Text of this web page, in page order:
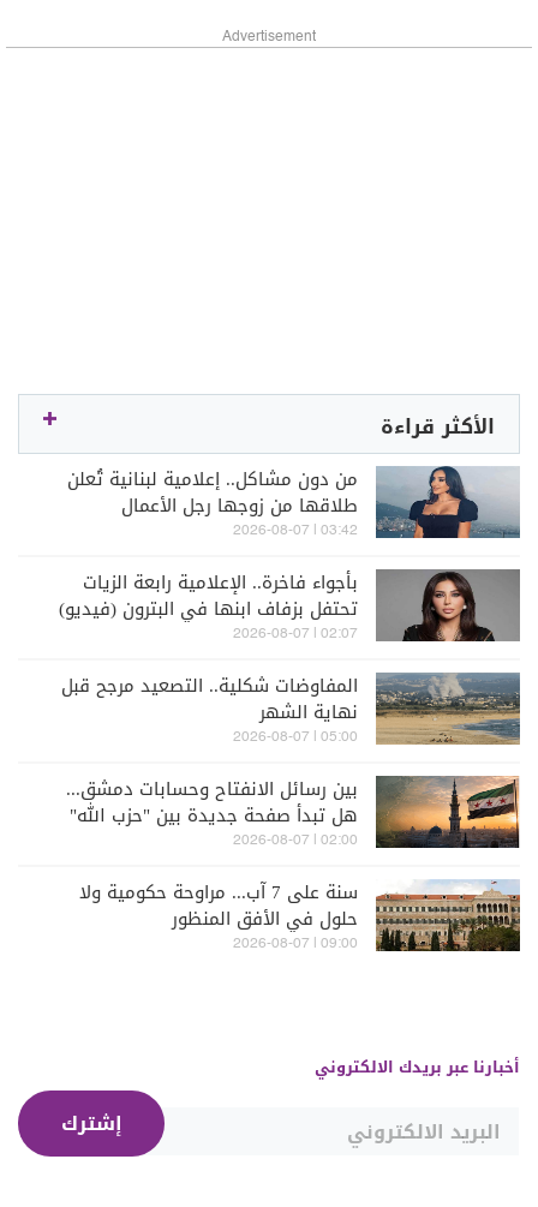
Advertisement
الأكثر قراءة
من دون مشاكل.. إعلامية لبنانية تُعلن
طلاقها من زوجها رجل الأعمال
03:42 | 2026-08-07
بأجواء فاخرة.. الإعلامية رابعة الزيات
تحتفل بزفاف ابنها في البترون (فيديو)
02:07 | 2026-08-07
المفاوضات شكلية.. التصعيد مرجح قبل
نهاية الشهر
05:00 | 2026-08-07
بين رسائل الانفتاح وحسابات دمشق...
هل تبدأ صفحة جديدة بين "حزب الله"
وسوريا - الشرع؟
02:00 | 2026-08-07
سنة على 7 آب... مراوحة حكومية ولا
حلول في الأفق المنظور
09:00 | 2026-08-07
أخبارنا عبر بريدك الالكتروني
إشترك